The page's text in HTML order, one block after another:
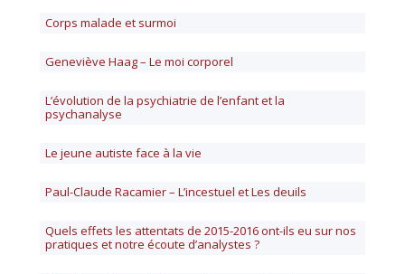
Corps malade et surmoi
Geneviève Haag – Le moi corporel
L’évolution de la psychiatrie de l’enfant et la
psychanalyse
Le jeune autiste face à la vie
Paul-Claude Racamier – L’incestuel et Les deuils
Quels effets les attentats de 2015-2016 ont-ils eu sur nos
pratiques et notre écoute d’analystes ?